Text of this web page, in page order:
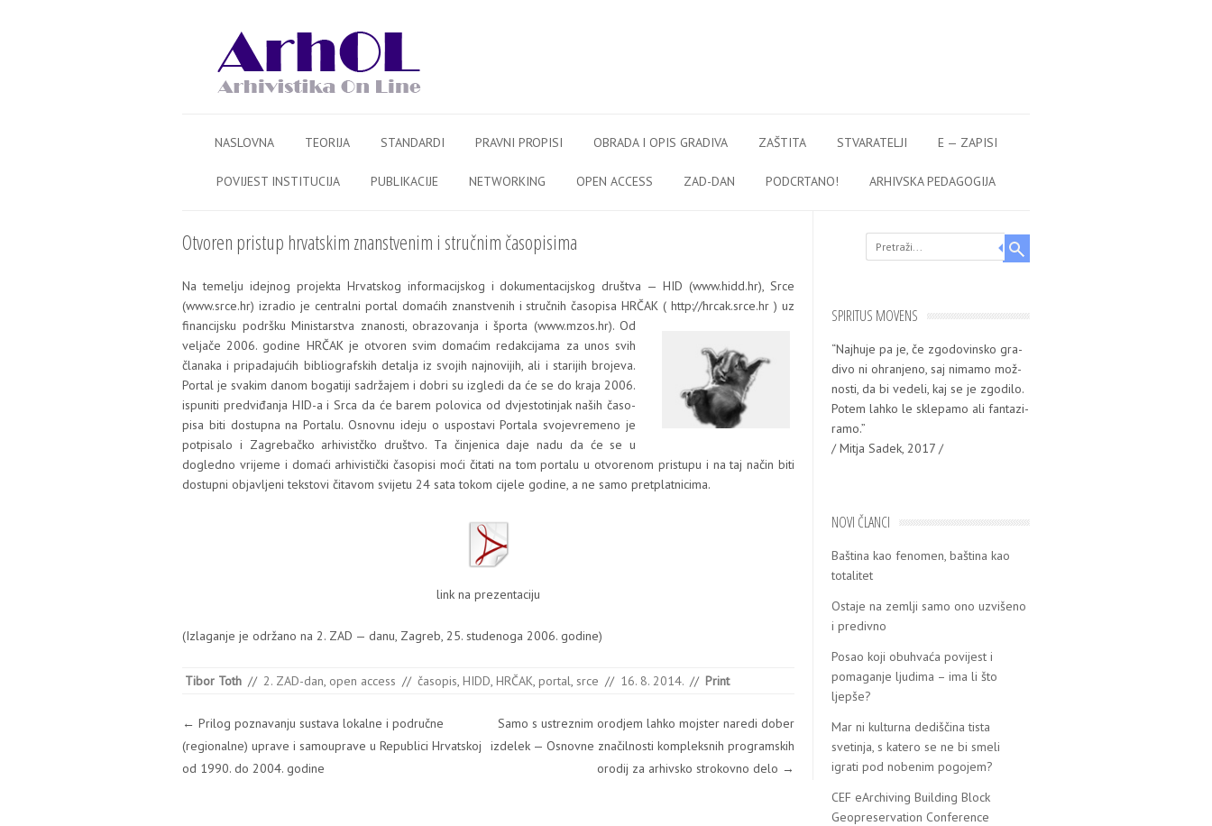
meniNASLOVNA
TEORIJA STANDARDI PRAVNI PROPISI OBRADA I OPIS GRADIVA ZAŠTITA STVARATELJI E — ZAPISI
POVIJEST INSTITUCIJA PUBLIKACIJE NETWORKING OPEN ACCESS ZAD-DAN PODCRTANO! ARHIVSKA PEDAGOGIJA
Otvoren pristup hrvatskim znanstvenim i stručnim časopisima
Na teme­lju idej­nog pro­jek­ta Hrvat­skog infor­ma­cij­skog i doku­men­ta­cij­skog druš­tva — HID (www.hidd.hr), Srce
(www.srce.hr) izra­dio je cen­tral­ni por­tal doma­ćih znans­tve­nih i struč­nih časo­pi­sa HRČAK (http://hrcak.srce.hr ) uz
finan­cij­sku podr­šku Minis­tar­stva zna­nos­ti, obra­zo­va­nja i špor­ta (www.mzos.hr). Od
velja­če 2006. godi­ne HRČAK je otvo­ren svim doma­ćim redak­ci­ja­ma za unos svih
čla­na­ka i pri­pa­da­ju­ćih bibli­ograf­skih deta­lja iz svo­jih naj­no­vi­jih, ali i sta­ri­jih bro­je­va.
Por­tal je sva­kim danom boga­ti­ji sadr­ža­jem i dobri su izgle­di da će se do kra­ja 2006.
ispu­ni­ti pre­dvi­đa­nja HID-a i Srca da će barem polo­vi­ca od dvjes­to­ti­njak naših časo­
pi­sa biti dos­tup­na na Por­ta­lu. Osnov­nu ide­ju o uspos­ta­vi Por­ta­la svo­je­vre­me­no je
pot­pi­sa­lo i Zagre­bač­ko arhi­vis­t­č­ko druš­tvo. Ta činje­ni­ca daje nadu da će se u
dogled­no vri­je­me i doma­ći arhi­vis­tič­ki časo­pi­si moći čita­ti na tom por­ta­lu u otvo­re­nom pris­tu­pu i na taj način biti
dos­tup­ni objav­lje­ni tek­s­to­vi čita­vom svi­je­tu 24 sata tokom cije­le godi­ne, a ne samo pret­plat­ni­ci­ma.
link na prezentaciju
(Izla­ga­nje je odr­ža­no na 2. ZAD — danu, Zagreb, 25. stu­de­no­ga 2006. godi­ne)
Tibor Toth // 2. ZAD-dan, open access // časopis, HIDD, HRČAK, portal, srce // 16. 8. 2014. // Print
Post navigation
← Prilog poznavanju sustava lokalne i područne
(regionalne) uprave i samouprave u Republici Hrvatskoj
od 1990. do 2004. godine
Samo s ustreznim orodjem lahko mojster naredi dober
izdelek — Osnovne značilnosti kompleksnih programskih
orodij za arhivsko strokovno delo →
Search
SPIRITUS MOVENS
“Naj­hu­je pa je, če zgo­do­vin­sko gra­
di­vo ni ohra­nje­no, saj nima­mo mož­
nos­ti, da bi vede­li, kaj se je zgo­di­lo.
Potem lah­ko le skle­pa­mo ali fan­ta­zi­
ra­mo.”
/ Mitja Sadek, 2017 /
NOVI ČLANCI
Baština kao fenomen, baština kao
totalitet
Ostaje na zemlјi samo ono uzvišeno
i predivno
Posao koji obuhvaća povijest i
pomaganje ljudima – ima li što
ljepše?
Mar ni kulturna dediščina tista
svetinja, s katero se ne bi smeli
igrati pod nobenim pogojem?
CEF eArchiving Building Block
Geopreservation Conference